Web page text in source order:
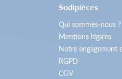
Sodipièces
Qui sommes-nous ?
Mentions légales
Notre engagement
RGPD
CGV